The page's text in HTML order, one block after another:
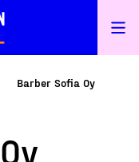
Barber Sofia Oy